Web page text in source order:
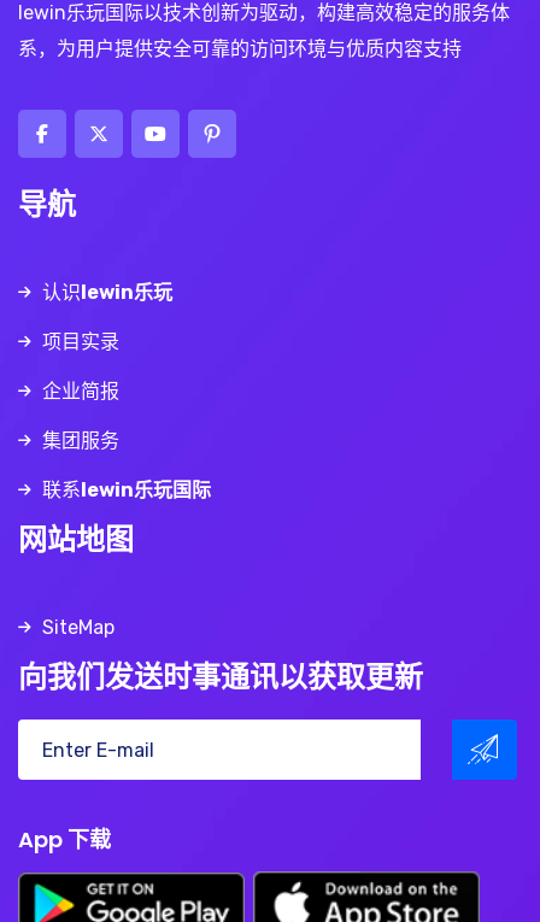
lewin乐玩国际以技术创新为驱动，构建高效稳定的服务体
系，为用户提供安全可靠的访问环境与优质内容支持
导航
认识lewin乐玩
项目实录
企业简报
集团服务
联系lewin乐玩国际
网站地图
SiteMap
向我们发送时事通讯以获取更新
App 下载